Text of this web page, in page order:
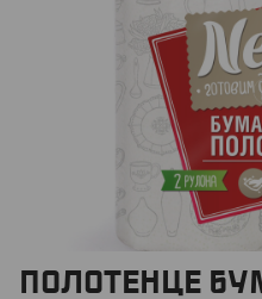
ПОЛОТЕНЦЕ